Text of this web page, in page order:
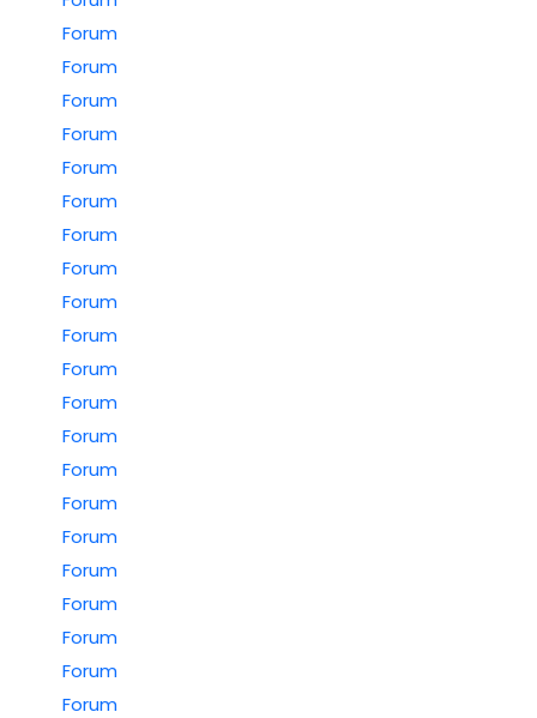
Forum
Forum
Forum
Forum
Forum
Forum
Forum
Forum
Forum
Forum
Forum
Forum
Forum
Forum
Forum
Forum
Forum
Forum
Forum
Forum
Forum